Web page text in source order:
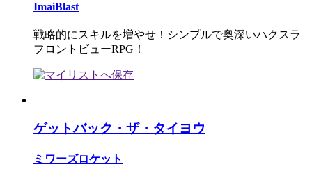
ImaiBlast
戦略的にスキルを増やせ！シンプルで奥深いハクスラ
フロントビューRPG！
ゲットバック・ザ・タイヨウ
ミワーズロケット